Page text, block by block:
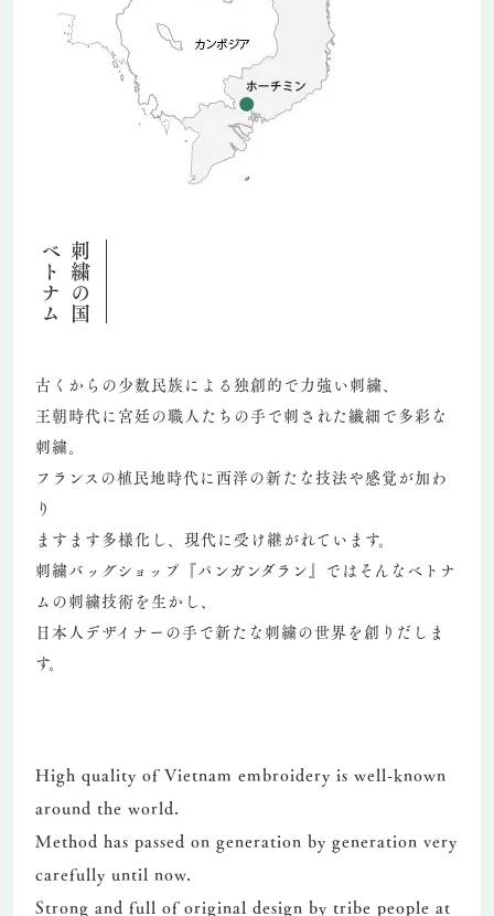
刺繍の国
ベトナム
古くからの少数民族による独創的で力強い刺繍、
王朝時代に宮廷の職人たちの手で刺された繊細で多彩な
刺繍。
フランスの植民地時代に西洋の新たな技法や感覚が加わ
り
ますます多様化し、現代に受け継がれています。
刺繍バッグショップ『パンガンダラン』ではそんなベトナ
ムの刺繍技術を生かし、
日本人デザイナーの手で新たな刺繍の世界を創りだしま
す。
High quality of Vietnam embroidery is well-known
around the world.
Method has passed on generation by generation very
carefully until now.
Strong and full of original design by tribe people at